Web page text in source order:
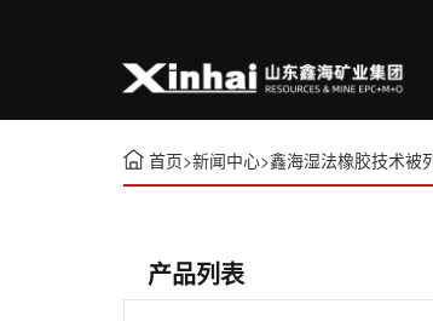
首页>新闻中心>鑫海湿法橡胶技术被
产品列表